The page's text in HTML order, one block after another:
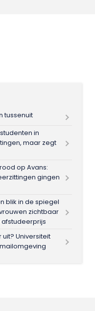
tussenuit
in
maar zegt
op Avans:
gingen
blik in de spiegel
zichtbaar
Universiteit